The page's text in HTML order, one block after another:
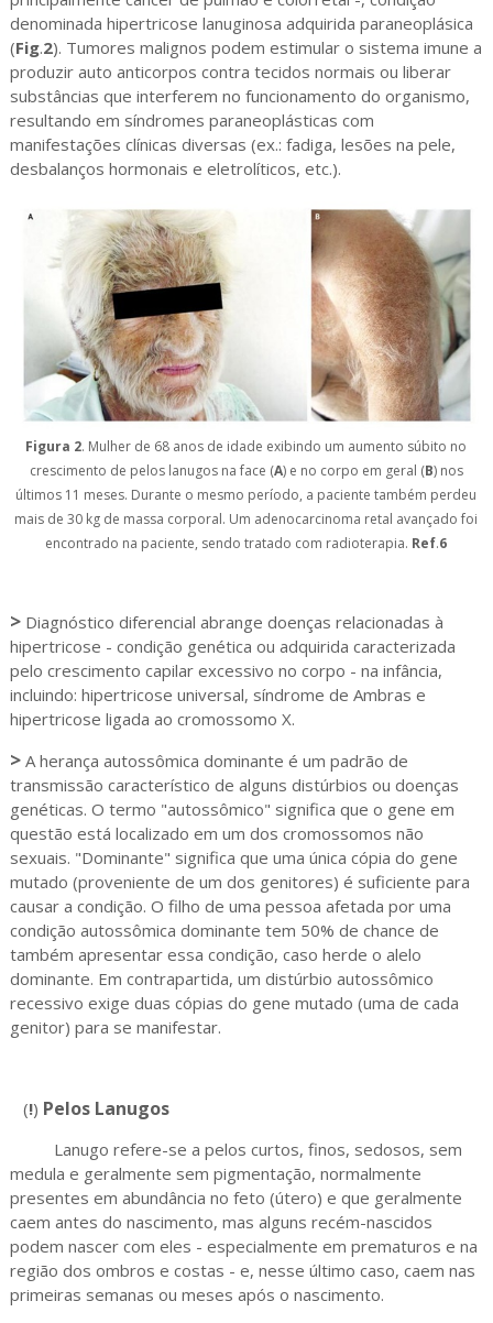
denominada hipertricose lanuginosa adquirida paraneoplásica
(Fig.2). Tumores malignos podem estimular o sistema imune a
produzir auto anticorpos contra tecidos normais ou liberar
substâncias que interferem no funcionamento do organismo,
resultando em síndromes paraneoplásticas com
manifestações clínicas diversas (ex.: fadiga, lesões na pele,
desbalanços hormonais e eletrolíticos, etc.).
Figura 2. Mulher de 68 anos de idade exibindo um aumento súbito no
crescimento de pelos lanugos na face (A) e no corpo em geral (B) nos
últimos 11 meses. Durante o mesmo período, a paciente também perdeu
mais de 30 kg de massa corporal. Um adenocarcinoma retal avançado foi
encontrado na paciente, sendo tratado com radioterapia. Ref.6
>Diagnóstico diferencial abrange doenças relacionadas à
hipertricose - condição genética ou adquirida caracterizada
pelo crescimento capilar excessivo no corpo - na infância,
incluindo: hipertricose universal, síndrome de Ambras e
hipertricose ligada ao cromossomo X.
>A herança autossômica dominante é um padrão de
transmissão característico de alguns distúrbios ou doenças
genéticas. O termo "autossômico" significa que o gene em
questão está localizado em um dos cromossomos não
sexuais. "Dominante" significa que uma única cópia do gene
mutado (proveniente de um dos genitores) é suficiente para
causar a condição. O filho de uma pessoa afetada por uma
condição autossômica dominante tem 50% de chance de
também apresentar essa condição, caso herde o alelo
dominante. Em contrapartida, um distúrbio autossômico
recessivo exige duas cópias do gene mutado (uma de cada
genitor) para se manifestar.
(!) Pelos Lanugos
Lanugo refere-se a pelos curtos, finos, sedosos, sem
medula e geralmente sem pigmentação, normalmente
presentes em abundância no feto (útero) e que geralmente
caem antes do nascimento, mas alguns recém-nascidos
podem nascer com eles - especialmente em prematuros e na
região dos ombros e costas - e, nesse último caso, caem nas
primeiras semanas ou meses após o nascimento.